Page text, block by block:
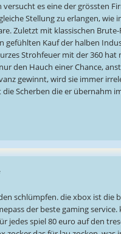
versucht es eine der grössten
Stellung zu erlangen, wie
Zuletzt mit klassischen Brute-
gefühlten Kauf der halben
Strohfeuer mit der 360 hat
den Hauch einer Chance,
gewinnt, wird sie immer
Scherben die er übernahm
schlümpfen. die xbox ist die
der beste gaming
jedes spiel 80 euro auf den